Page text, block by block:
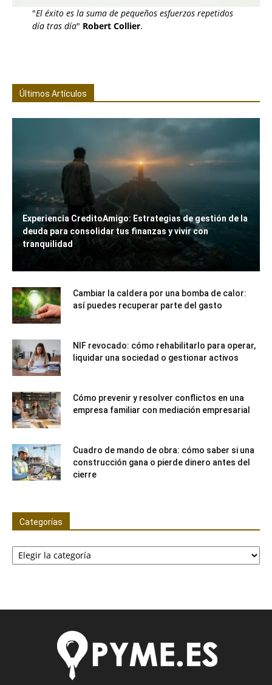
"El éxito es la suma de pequeños esfuerzos repetidos
día tras día" Robert Collier.
Últimos Artículos
Experiencia CreditoAmigo: Estrategias de gestión de la
deuda para consolidar tus finanzas y vivir con
tranquilidad
Cambiar la caldera por una bomba de calor:
así puedes recuperar parte del gasto
NIF revocado: cómo rehabilitarlo para operar,
liquidar una sociedad o gestionar activos
Cómo prevenir y resolver conflictos en una
empresa familiar con mediación empresarial
Cuadro de mando de obra: cómo saber si una
construcción gana o pierde dinero antes del
cierre
Categorías
Categorías